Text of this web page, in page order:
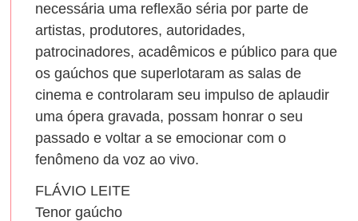
necessária uma reflexão séria por parte de
artistas, produtores, autoridades,
patrocinadores, acadêmicos e público para que
os gaúchos que superlotaram as salas de
cinema e controlaram seu impulso de aplaudir
uma ópera gravada, possam honrar o seu
passado e voltar a se emocionar com o
fenômeno da voz ao vivo.
FLÁVIO LEITE
Tenor gaúcho